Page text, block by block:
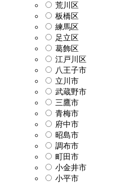
荒川区
板橋区
練馬区
足立区
葛飾区
江戸川区
八王子市
立川市
武蔵野市
三鷹市
青梅市
府中市
昭島市
調布市
町田市
小金井市
小平市